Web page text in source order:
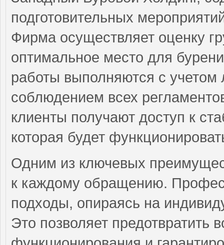
подготовительных
Фирма осуществляет оценку
оптимальное место для
работы выполняются с
соблюдением всех
клиенты получают доступ к
которая будет
Одним из ключевых
к каждому обращению.
подходы, опираясь на
Это позволяет предотвратить